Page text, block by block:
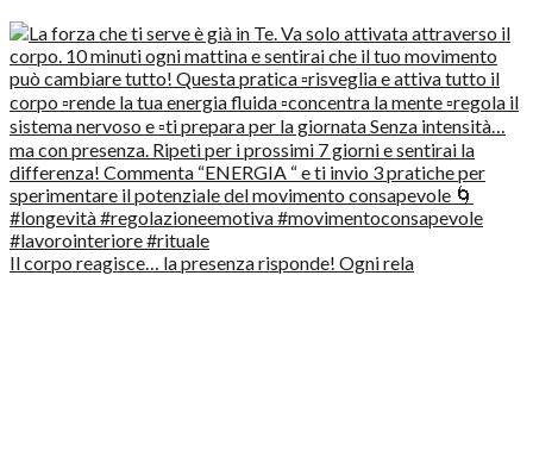
Il corpo reagisce… la presenza risponde! Ogni rela